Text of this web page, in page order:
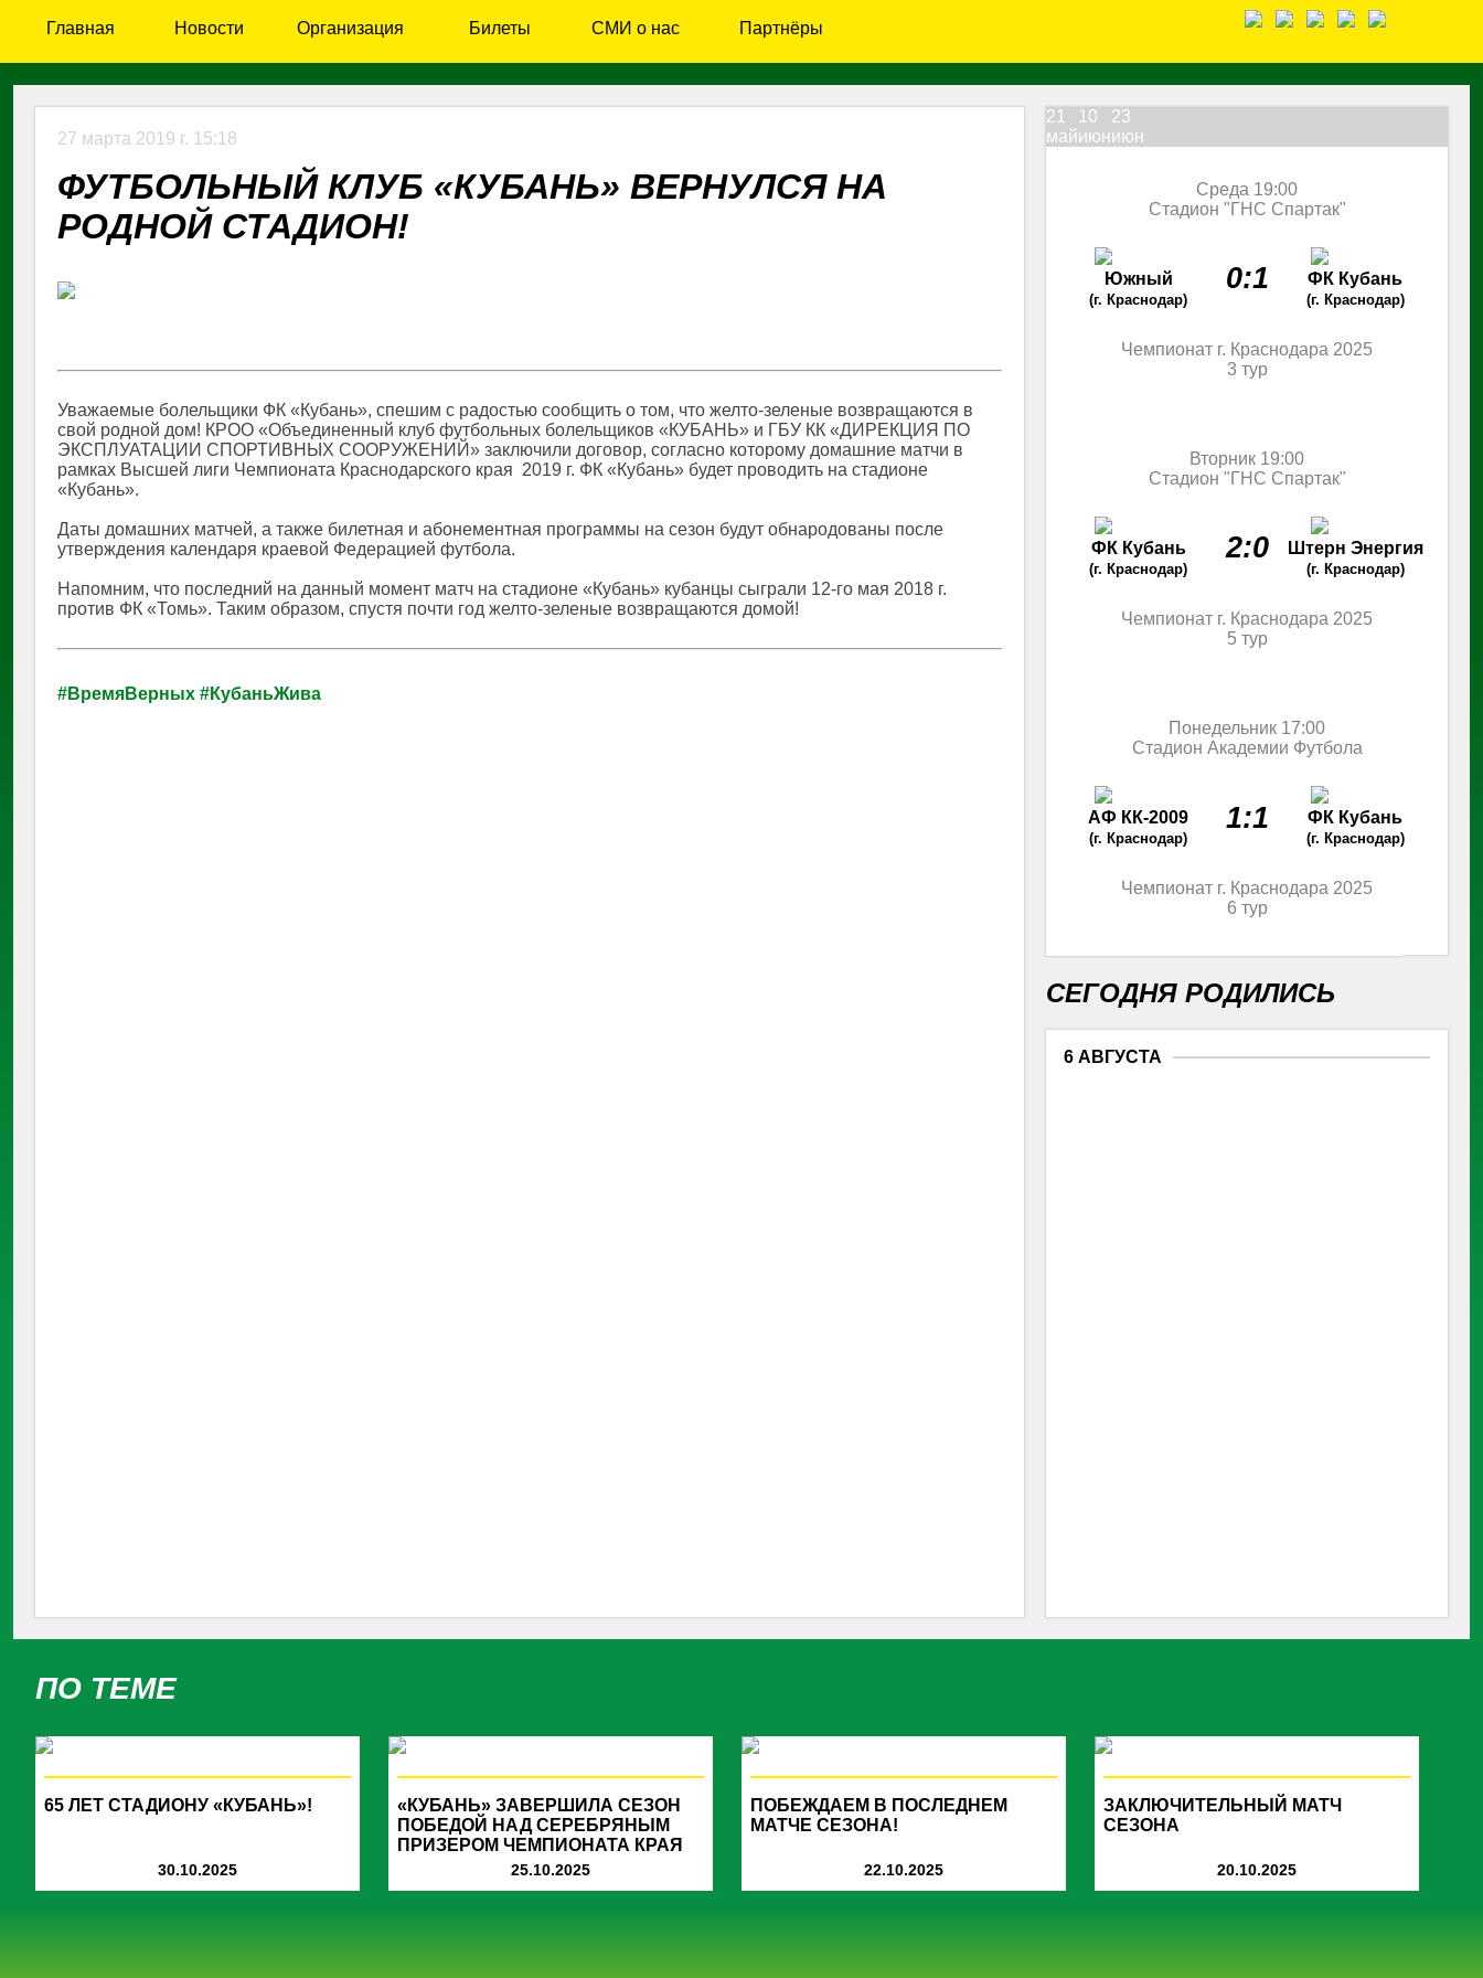
Главная Новости Организация Билеты СМИ о нас Партнёры
27 марта 2019 г. 15:18
ФУТБОЛЬНЫЙ КЛУБ «КУБАНЬ» ВЕРНУЛСЯ НА
РОДНОЙ СТАДИОН!
Уважаемые болельщики ФК «Кубань», спешим с радостью сообщить о том, что желто-зеленые возвращаются в
свой родной дом! КРОО «Объединенный клуб футбольных болельщиков «КУБАНЬ» и ГБУ КК «ДИРЕКЦИЯ ПО
ЭКСПЛУАТАЦИИ СПОРТИВНЫХ СООРУЖЕНИЙ» заключили договор, согласно которому домашние матчи в
рамках Высшей лиги Чемпионата Краснодарского края 2019 г. ФК «Кубань» будет проводить на стадионе
«Кубань».
Даты домашних матчей, а также билетная и абонементная программы на сезон будут обнародованы после
утверждения календаря краевой Федерацией футбола.
Напомним, что последний на данный момент матч на стадионе «Кубань» кубанцы сыграли 12-го мая 2018 г.
против ФК «Томь». Таким образом, спустя почти год желто-зеленые возвращаются домой!
#ВремяВерных #КубаньЖива
21
май
10
июн
23
июн
Среда 19:00
Стадион "ГНС Спартак"
Южный
(г. Краснодар)
0:1 ФК Кубань
(г. Краснодар)
Чемпионат г. Краснодара 2025
3 тур
Вторник 19:00
Стадион "ГНС Спартак"
ФК Кубань
(г. Краснодар)
2:0 Штерн Энергия
(г. Краснодар)
Чемпионат г. Краснодара 2025
5 тур
Понедельник 17:00
Стадион Академии Футбола
АФ КК-2009
(г. Краснодар)
1:1 ФК Кубань
(г. Краснодар)
Чемпионат г. Краснодара 2025
6 тур
СЕГОДНЯ РОДИЛИСЬ
6 АВГУСТА
ПО ТЕМЕ
65 ЛЕТ СТАДИОНУ «КУБАНЬ»!
30.10.2025
«КУБАНЬ» ЗАВЕРШИЛА СЕЗОН
ПОБЕДОЙ НАД СЕРЕБРЯНЫМ
ПРИЗЕРОМ ЧЕМПИОНАТА КРАЯ
25.10.2025
ПОБЕЖДАЕМ В ПОСЛЕДНЕМ
МАТЧЕ СЕЗОНА!
22.10.2025
ЗАКЛЮЧИТЕЛЬНЫЙ МАТЧ
СЕЗОНА
20.10.2025